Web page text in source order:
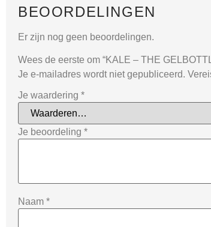
BEOORDELINGEN
Er zijn nog geen beoordelingen.
Wees de eerste om “KALE – THE
Je e-mailadres wordt niet gepubliceerd.
Je waardering *
Je beoordeling *
Naam *